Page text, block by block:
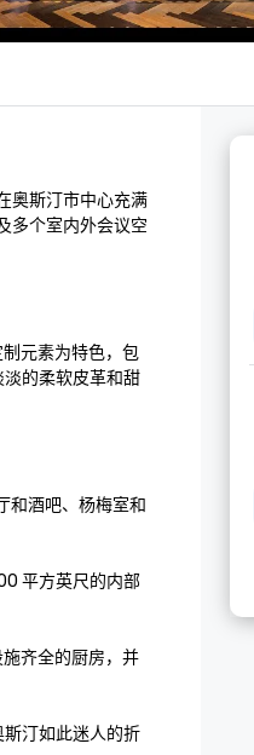
奥斯汀市中心充满
多个室内外会议空
元素为特色，包
的柔软皮革和甜
和酒吧、杨梅室和
平方英尺的内部
齐全的厨房，并
汀如此迷人的折